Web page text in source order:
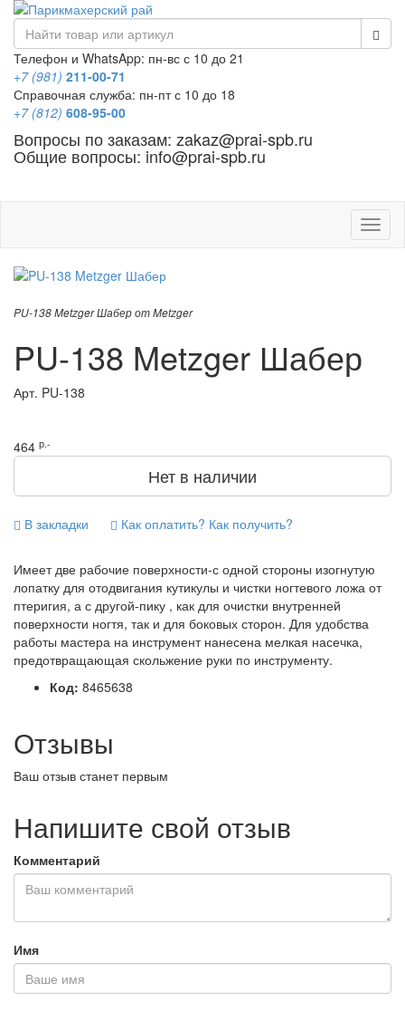
Телефон и WhatsApp: пн-вс с 10 до 21
+7 (981) 211-00-71
Справочная служба: пн-пт с 10 до 18
+7 (812) 608-95-00
Вопросы по заказам: zakaz@prai-spb.ru
Общие вопросы: info@prai-spb.ru
PU-138 Metzger Шабер от Metzger
PU-138 Metzger Шабер
Арт. PU-138
464 р.-
Нет в наличии
В закладки Как оплатить? Как получить?
Имеет две рабочие поверхности-с одной стороны изогнутую
лопатку для отодвигания кутикулы и чистки ногтевого ложа от
птеригия, а с другой-пику , как для очистки внутренней
поверхности ногтя, так и для боковых сторон. Для удобства
работы мастера на инструмент нанесена мелкая насечка,
предотвращающая скольжение руки по инструменту.
Код: 8465638
Отзывы
Ваш отзыв станет первым
Напишите свой отзыв
Комментарий
Имя